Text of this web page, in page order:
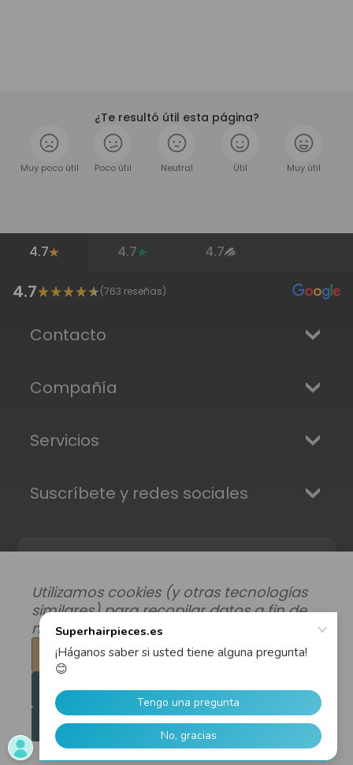
¿Te resultó útil esta página?
Muy poco útil Poco útil Neutral Útil Muy útil
4.7 4.7 4.7
4.7 (763 reseñas)
Contacto
Compañía
Servicios
Suscríbete y redes sociales
© 2026 Superhairpieces.es
Envíos, Devoluciones y Garantía | Privacidad |
Términos y condiciones
Utilizamos cookies (y otras tecnologías
similares) para recopilar datos a fin de
mejorar su experiencia de compra.
Configuración
Rechazar todo
Aceptar todas las cookies